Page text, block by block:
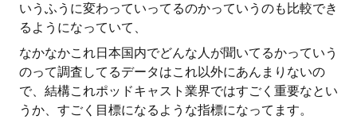
いうふうに変わっていってるのかっていうのも比較でき
るようになっていて、
なかなかこれ日本国内でどんな人が聞いてるかっていう
のって調査してるデータはこれ以外にあんまりないの
で、結構これポッドキャスト業界ではすごく重要なとい
うか、すごく目標になるような指標になってます。